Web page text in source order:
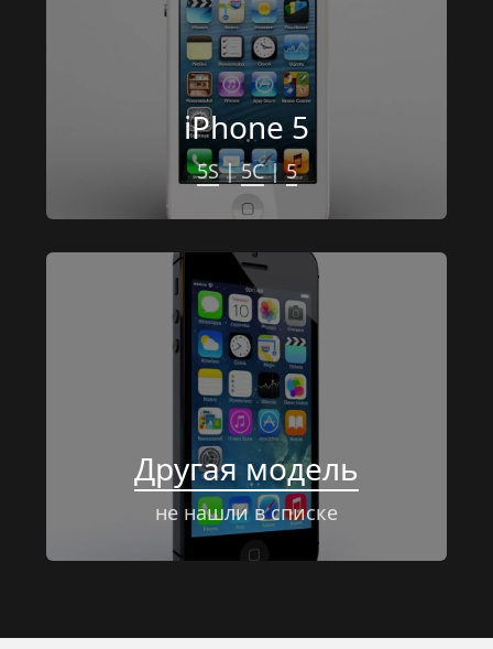
iPhone 5
5S | 5C | 5
Другая модель
не нашли в списке